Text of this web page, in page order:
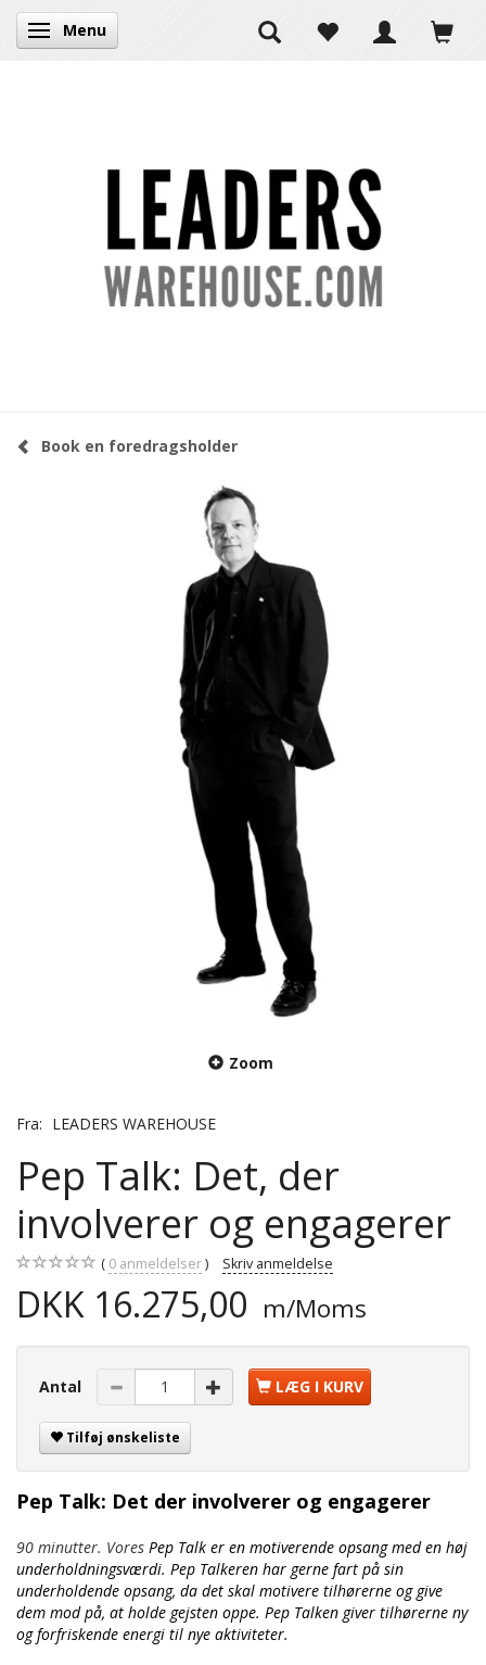
Skifte navigation
Menu
Book en foredragsholder
Zoom
Fra: LEADERS WAREHOUSE
Pep Talk: Det, der
involverer og engagerer
0 anmeldelser Skriv anmeldelse
DKK 16.275,00 m/Moms
Antal LÆG I KURV
Tilføj ønskeliste
Pep Talk: Det der involverer og engagerer
90 minutter. Vores Pep Talk er en motiverende opsang med en høj
underholdningsværdi. Pep Talkeren har gerne fart på sin
underholdende opsang, da det skal motivere tilhørerne og give
dem mod på, at holde gejsten oppe. Pep Talken giver tilhørerne ny
og forfriskende energi til nye aktiviteter.